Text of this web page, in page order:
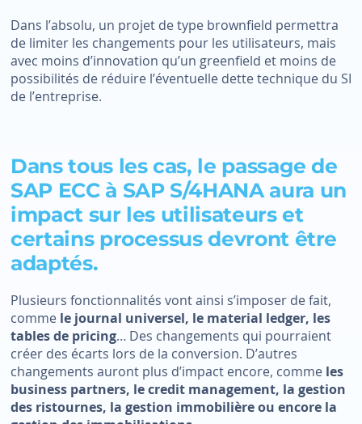
Dans l’absolu, un projet de type brownfield permettra
de limiter les changements pour les utilisateurs, mais
avec moins d’innovation qu’un greenfield et moins de
possibilités de réduire l’éventuelle dette technique du SI
de l’entreprise.
Dans tous les cas, le passage de
SAP ECC à SAP S/4HANA aura un
impact sur les utilisateurs et
certains processus devront être
adaptés.
Plusieurs fonctionnalités vont ainsi s’imposer de fait,
comme le journal universel, le material ledger, les
tables de pricing… Des changements qui pourraient
créer des écarts lors de la conversion. D’autres
changements auront plus d’impact encore, comme les
business partners, le credit management, la gestion
des ristournes, la gestion immobilière ou encore la